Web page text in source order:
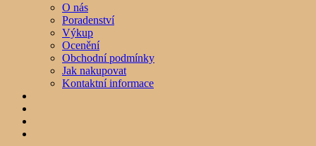
O nás
Poradenství
Výkup
Ocenění
Obchodní podmínky
Jak nakupovat
Kontaktní informace